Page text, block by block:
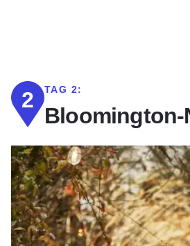
2 TAG 2:
Bloomington-